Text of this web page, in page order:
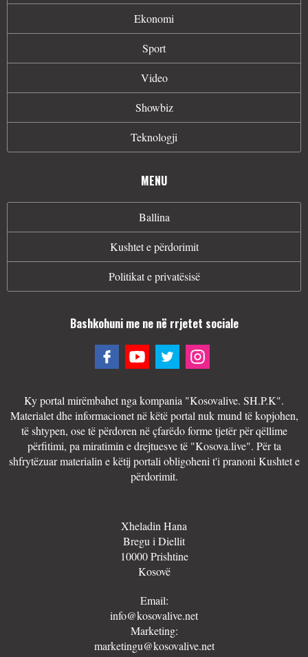
Ekonomi
Sport
Video
Showbiz
Teknologji
MENU
Ballina
Kushtet e përdorimit
Politikat e privatësisë
Bashkohuni me ne në rrjetet sociale
Ky portal mirëmbahet nga kompania "Kosovalive. SH.P.K".
Materialet dhe informacionet në këtë portal nuk mund të kopjohen,
të shtypen, ose të përdoren në çfarëdo forme tjetër për qëllime
përfitimi, pa miratimin e drejtuesve të "Kosova.live". Për ta
shfrytëzuar materialin e këtij portali obligoheni t'i pranoni Kushtet e
përdorimit.
Xheladin Hana
Bregu i Diellit
10000 Prishtine
Kosovë
Email:
info@kosovalive.net
Marketing:
marketingu@kosovalive.net